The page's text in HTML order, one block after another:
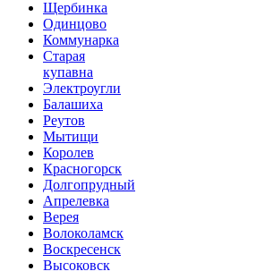
Щербинка
Одинцово
Коммунарка
Старая
купавна
Электроугли
Балашиха
Реутов
Мытищи
Королев
Красногорск
Долгопрудный
Апрелевка
Верея
Волоколамск
Воскресенск
Высоковск